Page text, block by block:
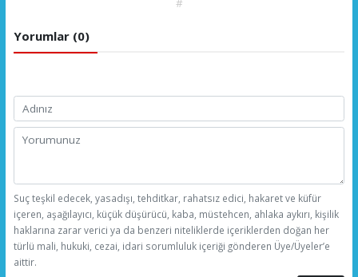
#
Yorumlar (0)
Suç teşkil edecek, yasadışı, tehditkar, rahatsız edici, hakaret ve küfür
içeren, aşağılayıcı, küçük düşürücü, kaba, müstehcen, ahlaka aykırı, kişilik
haklarına zarar verici ya da benzeri niteliklerde içeriklerden doğan her
türlü mali, hukuki, cezai, idari sorumluluk içeriği gönderen Üye/Üyeler’e
aittir.